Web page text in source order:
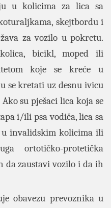
u kolicima za lica sa
skejtbordu i
za vozilo u pokretu.
bicikl, moped ili
koje se kreće u
se kretati uz desnu ivicu
su pješaci lica koja se
i/ili psa vodiča, lica sa
invalidskim kolicima ili
ortotičko-protetička
da zaustavi vozilo i da ih
obavezu prevoznika u